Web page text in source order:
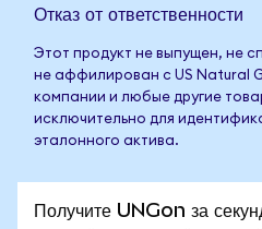
Отказ от ответственности
Этот продукт не выпущен, не
не аффилирован с US Natural
компании и любые другие
исключительно для
эталонного актива.
Получите UNGon за